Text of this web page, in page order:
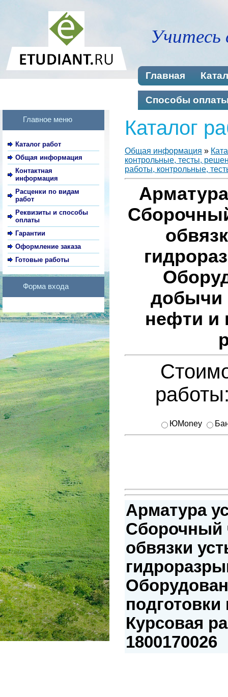
Учитесь
Главная
Способы
Главное меню
Каталог работ
Общая информация
Контактная
информация
Расценки по видам
работ
Реквизиты и способы
оплаты
Гарантии
Оформление заказа
Готовые работы
Форма входа
Каталог
Общая информация »
контрольные, тесты,
работы, контрольные,
добычи
нефти и
ЮMoney
Арматура
Сборочный
обвязки
подготовки
Курсовая
1800170026